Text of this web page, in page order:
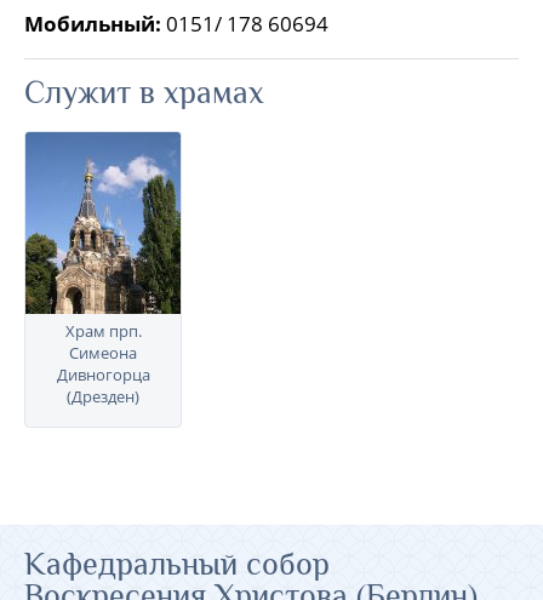
Мобильный: 0151/ 178 60694
Служит в храмах
Храм прп.
Симеона
Дивногорца
(Дрезден)
Кафедральный собор